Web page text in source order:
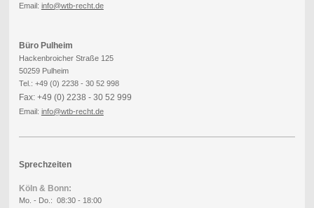
Email: info@wtb-recht.de
Büro Pulheim
Hackenbroicher Straße 125
50259 Pulheim
Tel.: +49 (0) 2238 - 30 52 998
Fax: +49 (0) 2238 - 30 52 999
Email: info@wtb-recht.de
Sprechzeiten
Köln & Bonn:
Mo. - Do.: 08:30 - 18:00